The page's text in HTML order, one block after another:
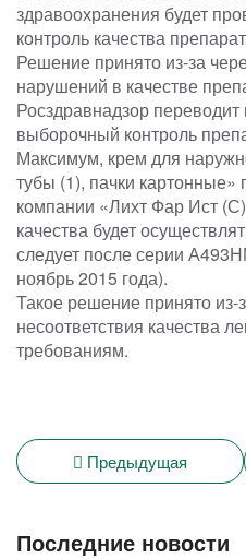
здравоохранения будет
контроль качества
Решение принято из-за
нарушений в качестве
Росздравнадзор
выборочный контроль
Максимум, крем для
тубы (1), пачки картонные»
компании «Лихт Фар Ист
качества будет
следует после серии
ноябрь 2015 года).
Такое решение принято
несоответствия качества
требованиям.
Предыдущая
Последние новости